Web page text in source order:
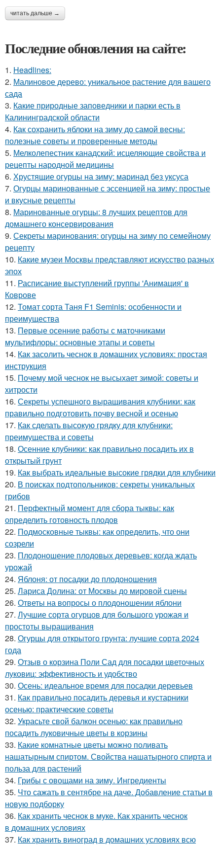
читать дальше →
Последние обновления на сайте:
1. Headlines:
2. Малиновое дерево: уникальное растение для вашего
сада
3. Какие природные заповедники и парки есть в
Калининградской области
4. Как сохранить яблоки на зиму до самой весны:
полезные советы и проверенные методы
5. Мелколепестник канадский: исцеляющие свойства и
рецепты народной медицины
6. Хрустящие огурцы на зиму: маринад без уксуса
7. Огурцы маринованные с эссенцией на зиму: простые
и вкусные рецепты
8. Маринованные огурцы: 8 лучших рецептов для
домашнего консервирования
9. Секреты маринования: огурцы на зиму по семейному
рецепту
10. Какие музеи Москвы представляют искусство разных
эпох
11. Расписание выступлений группы 'Анимация' в
Коврове
12. Томат сорта Таня F1 Seminis: особенности и
преимущества
13. Первые осенние работы с маточниками
мультифлоры: основные этапы и советы
14. Как засолить чеснок в домашних условиях: простая
инструкция
15. Почему мой чеснок не высыхает зимой: советы и
хитрости
16. Секреты успешного выращивания клубники: как
правильно подготовить почву весной и осенью
17. Как сделать высокую грядку для клубники:
преимущества и советы
18. Осенние клубники: как правильно посадить их в
открытый грунт
19. Как выбрать идеальные высокие грядки для клубники
20. В поисках подтопольников: секреты уникальных
грибов
21. Перфектный момент для сбора тыквы: как
определить готовность плодов
22. Подмосковные тыквы: как определить, что они
созрели
23. Плодоношение плодовых деревьев: когда ждать
урожай
24. Яблоня: от посадки до плодоношения
25. Лариса Долина: от Москвы до мировой сцены
26. Ответы на вопросы о плодоношении яблони
27. Лучшие сорта огурцов для большого урожая и
простоты выращивания
28. Огурцы для открытого грунта: лучшие сорта 2024
года
29. Отзыв о корзина Поли Сад для посадки цветочных
луковиц: эффективность и удобство
30. Осень: идеальное время для посадки деревьев
31. Как правильно посадить деревья и кустарники
осенью: практические советы
32. Украсьте свой балкон осенью: как правильно
посадить луковичные цветы в корзины
33. Какие комнатные цветы можно поливать
нашатырным спиртом. Свойства нашатырного спирта и
польза для растений
34. Грибы с овощами на зиму. Ингредиенты
35. Что сажать в сентябре на даче. Добавление статьи в
новую подборку
36. Как хранить чеснок в муке. Как хранить чеснок
в домашних условиях
37. Как хранить виноград в домашних условиях всю